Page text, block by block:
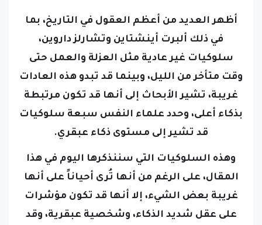
أظهر العديد من أعظم العقول في التاريخ، بما
في ذلك ألبرت أينشتاين وتشارلز داروين،
سلوكيات غير عادية مثل العزلة والعمل حتى
وقت متأخر من الليل، وبينما قد تبدو هذه العادات
غريبة، تشير الأبحاث إلى أنها قد تكون مرتبطة
بذكاء أعلى، وحدد علماء النفس سبعة سلوكيات
قد تشير إلى مستوى ذكاء عبقري.
وهذه السلوكيات التي سننذكرها اليوم في هذا
المقال، على الرغم من أنها تُرى أحياناً على أنها
غريبة بعض الشيء، إلا أنها قد تكون مؤشرات
على عقل شديد الذكاء، وشخصية عبقرية، وقد